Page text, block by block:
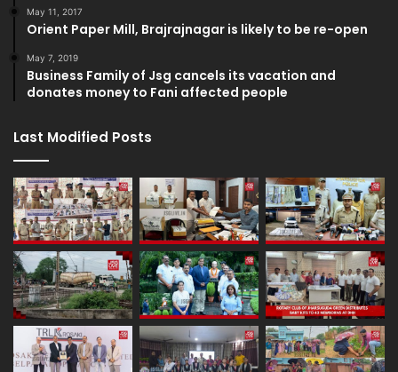
May 11, 2017
Orient Paper Mill, Brajrajnagar is likely to be re-open
May 7, 2019
Business Family of Jsg cancels its vacation and
donates money to Fani affected people
Last Modified Posts